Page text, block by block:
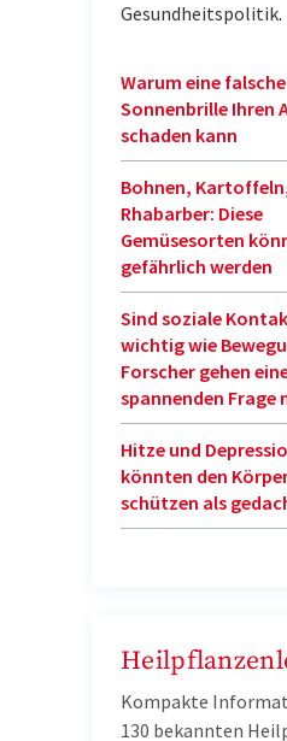
Gesundheitspolitik.
Warum eine falsche
Sonnenbrille Ihren
schaden kann
Bohnen,
Rhabarber: Diese
Gemüsesorten
gefährlich werden
Sind soziale
wichtig wie
Forscher gehen
spannenden Frage
Hitze und
könnten den
schützen als
Kompakte
130 bekannten